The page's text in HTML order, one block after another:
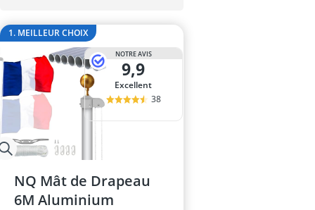
1. MEILLEUR CHOIX
NOTRE AVIS
9,9
Excellent
38
NQ Mât de Drapeau
6M Aluminium